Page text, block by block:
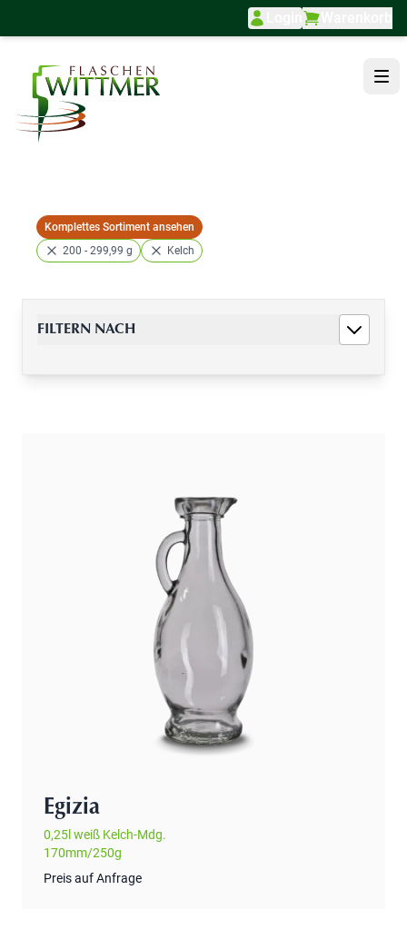
Komplettes Sortiment ansehen
200 - 299,99 g
Kelch
FILTERN NACH
Egizia
0,25l weiß Kelch-Mdg.
170mm/250g
Preis auf Anfrage